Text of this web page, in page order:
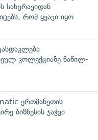
სახურავიდან
რომ ყვავი იყო
კოლექციაზე ნაწილ-
ერთმანეთის
ბიზნესის ჯაჭვი